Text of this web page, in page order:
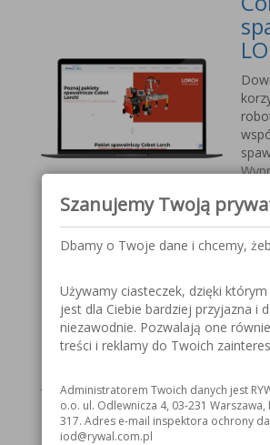
Szanujemy Twoją
Dbamy o Twoje dane i chcemy,
Używamy ciasteczek, dzięki
jest dla Ciebie bardziej przyjazna i
niezawodnie. Pozwalają one
treści i reklamy do Twoich
Administratorem Twoich danych jest
o.o. ul. Odlewnicza 4, 03-231 Warszawa,
317. Adres e-mail inspektora ochrony
iod@rywal.com.pl